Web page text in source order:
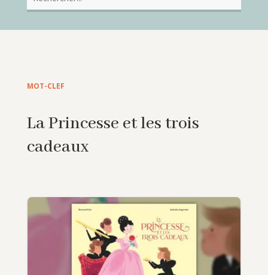
MOT-CLEF
La Princesse et les trois
cadeaux